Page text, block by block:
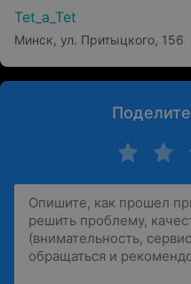
Tet_a_Tet
Минск, ул. Притыцкого, 156